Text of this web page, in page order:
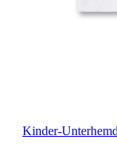
Kinder-